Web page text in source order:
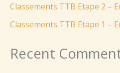
Classements TTB Etape 2 –
Classements TTB Etape 1 –
Recent